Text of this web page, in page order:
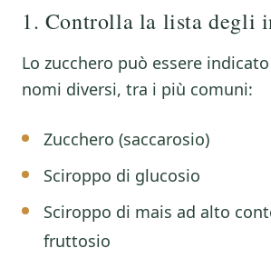
1. Controlla la lista degli
Lo zucchero può essere
nomi diversi, tra i più comuni:
Zucchero (saccarosio)
Sciroppo di glucosio
Sciroppo di mais ad alto
fruttosio